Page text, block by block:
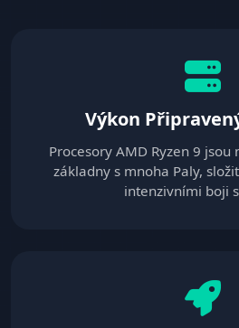
Výkon
Procesory AMD Ryzen 9
základny s mnoha Paly,
intenzivními boji